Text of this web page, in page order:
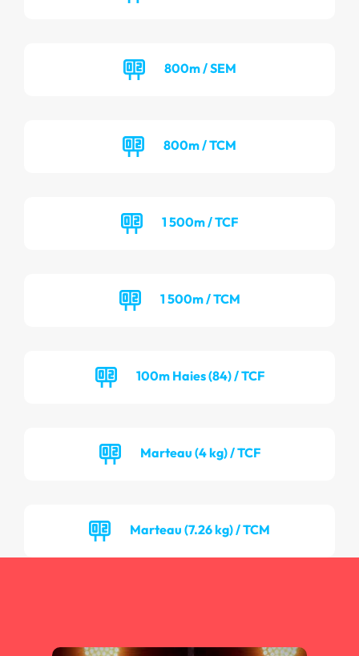
800m / SEM
800m / TCM
1 500m / TCF
1 500m / TCM
100m Haies (84) / TCF
Marteau (4 kg) / TCF
Marteau (7.26 kg) / TCM